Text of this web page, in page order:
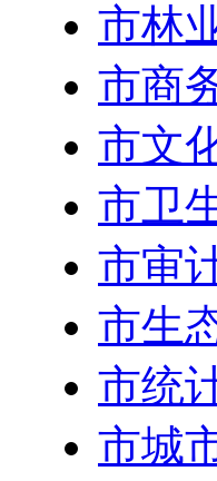
市林
市商
市文
市卫
市审
市生
市统
市城